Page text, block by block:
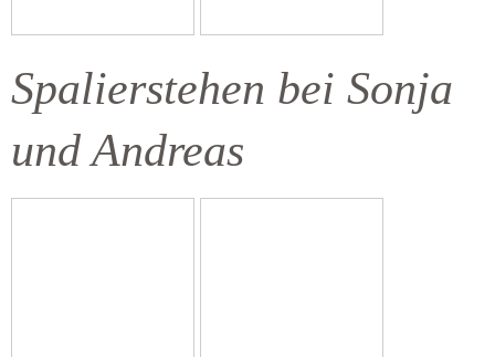
Spalierstehen bei Sonja
und Andreas